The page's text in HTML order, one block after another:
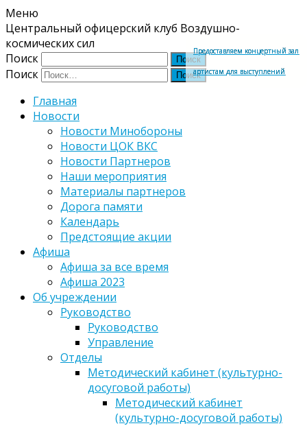
Меню
Центральный офицерский клуб Воздушно-
космических сил
Поиск
Поиск
Главная
Новости
Новости Минобороны
Новости ЦОК ВКС
Новости Партнеров
Наши мероприятия
Материалы партнеров
Дорога памяти
Календарь
Предстоящие акции
Афиша
Афиша за все время
Афиша 2023
Об учреждении
Руководство
Руководство
Управление
Отделы
Методический кабинет (культурно-
досуговой работы)
Методический кабинет
(культурно-досуговой работы)
Предоставляем концертный зал
артистам для выступлений